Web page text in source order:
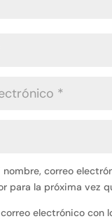
nombre, correo
para la próxima vez
electrónico con